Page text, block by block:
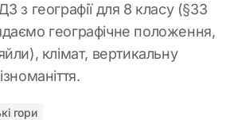
з географії для 8 класу (§33
географічне положення,
клімат, вертикальну
гори